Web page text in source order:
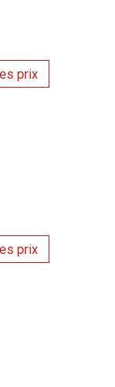
prix
prix